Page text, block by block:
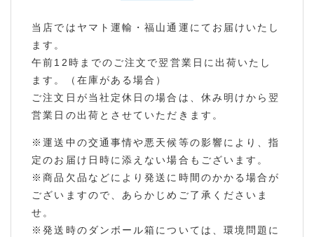
当店ではヤマト運輸・福山通運にてお届けいたし
ます。
午前12時までのご注文で翌営業日に出荷いたし
ます。（在庫がある場合）
ご注文日が当社定休日の場合は、休み明けから翌
営業日の出荷とさせていただきます。
※運送中の交通事情や悪天候等の影響により、指
定のお届け日時に添えない場合もございます。
※商品欠品などにより発送に時間のかかる場合が
ございますので、あらかじめご了承くださいま
せ。
※発送時のダンボール箱については、環境問題に